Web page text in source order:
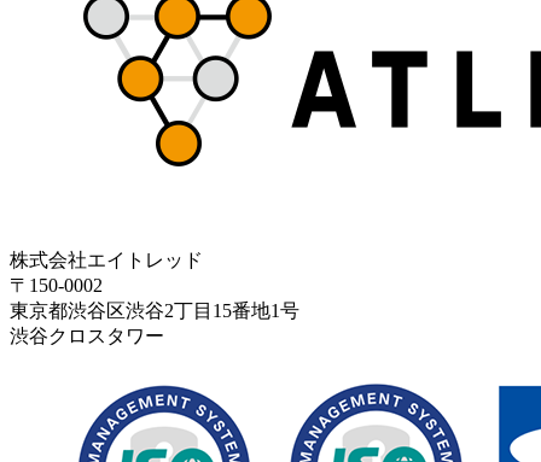
株式会社エイトレッド
〒150-0002
東京都渋谷区渋谷2丁目15番地1号
渋谷クロスタワー